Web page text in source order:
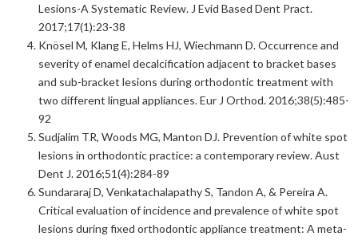
Lesions-A Systematic Review. J Evid Based Dent Pract.
2017;17(1):23-38
Knösel M, Klang E, Helms HJ, Wiechmann D. Occurrence and
severity of enamel decalcification adjacent to bracket bases
and sub-bracket lesions during orthodontic treatment with
two different lingual appliances. Eur J Orthod. 2016;38(5):485-
92
Sudjalim TR, Woods MG, Manton DJ. Prevention of white spot
lesions in orthodontic practice: a contemporary review. Aust
Dent J. 2016;51(4):284-89
Sundararaj D, Venkatachalapathy S, Tandon A, & Pereira A.
Critical evaluation of incidence and prevalence of white spot
lesions during fixed orthodontic appliance treatment: A meta-